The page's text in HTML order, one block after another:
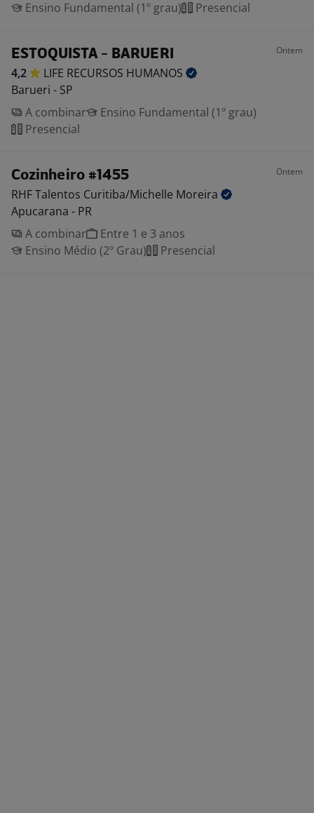
Ensino Fundamental (1º grau) Presencial
ESTOQUISTA - BARUERI Ontem
4,2 LIFE RECURSOS HUMANOS
Barueri - SP
A combinar
Ensino Fundamental (1º grau)
Presencial
Cozinheiro #1455 Ontem
RHF Talentos Curitiba/Michelle Moreira
Apucarana - PR
A combinar
Entre 1 e 3 anos
Ensino Médio (2º Grau)
Presencial